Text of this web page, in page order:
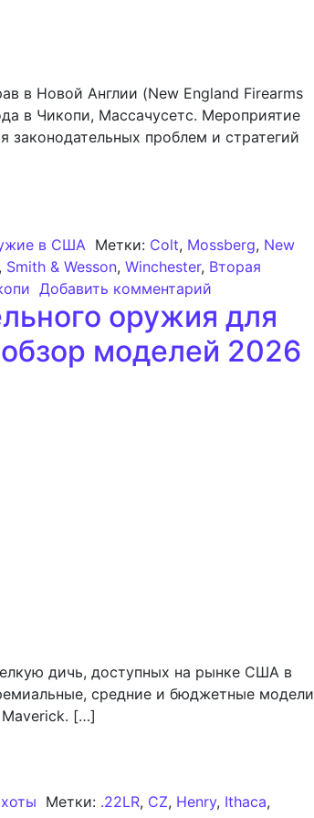
в Новой Англии (New England Firearms
в Чикопи, Массачусетс. Мероприятие
проблем и стратегий
в США Метки: Colt, Mossberg, New
, Smith & Wesson, Winchester, Вторая
Добавить комментарий
оружия для
моделей 2026
дичь, доступных на рынке США в
средние и бюджетные модели
Maverick. […]
Метки: .22LR, CZ, Henry, Ithaca,